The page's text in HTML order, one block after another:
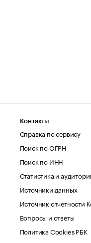
Контакты
Справка по сервису
Поиск по ОГРН
Поиск по ИНН
Статистика и
Источники данных
Источник отчетности
Вопросы и ответы
Политика Cookies РБК